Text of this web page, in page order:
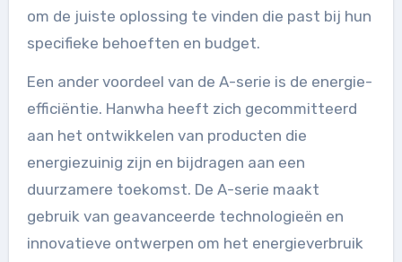
om de juiste oplossing te vinden die past bij hun
specifieke behoeften en budget.
Een ander voordeel van de A-serie is de energie-
efficiëntie. Hanwha heeft zich gecommitteerd
aan het ontwikkelen van producten die
energiezuinig zijn en bijdragen aan een
duurzamere toekomst. De A-serie maakt
gebruik van geavanceerde technologieën en
innovatieve ontwerpen om het energieverbruik